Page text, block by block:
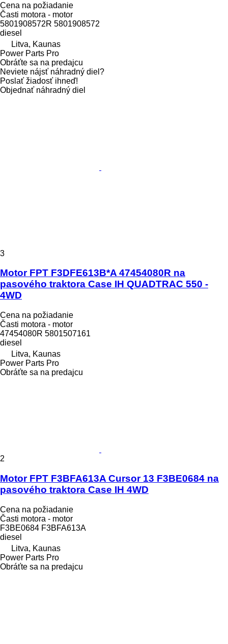
Cena na požiadanie
Časti motora - motor
5801908572R 5801908572
diesel
Litva, Kaunas
Power Parts Pro
Obráťte sa na predajcu
Neviete nájsť náhradný diel?
Poslať žiadosť ihneď!
Objednať náhradný diel
3
Motor FPT F3DFE613B*A 47454080R na
pasového traktora Case IH QUADTRAC 550 -
4WD
Cena na požiadanie
Časti motora - motor
47454080R 5801507161
diesel
Litva, Kaunas
Power Parts Pro
Obráťte sa na predajcu
2
Motor FPT F3BFA613A Cursor 13 F3BE0684 na
pasového traktora Case IH 4WD
Cena na požiadanie
Časti motora - motor
F3BE0684 F3BFA613A
diesel
Litva, Kaunas
Power Parts Pro
Obráťte sa na predajcu